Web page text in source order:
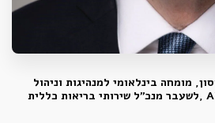
מומחה בינלאומי למנהיגות וניהול